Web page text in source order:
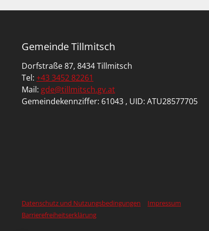
Gemeinde Tillmitsch
Dorfstraße 87, 8434 Tillmitsch
Tel: +43 3452 82261
Mail: gde@tillmitsch.gv.at
Gemeindekennziffer: 61043 , UID: ATU28577705
Datenschutz und Nutzungsbedingungen
Impressum
Barrierefreiheitserklärung